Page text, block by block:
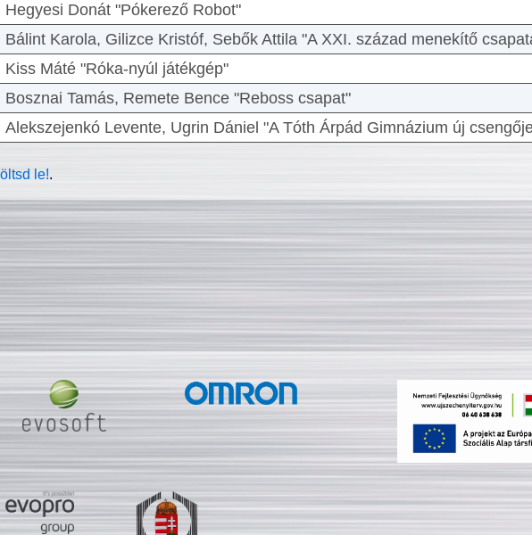
Hegyesi Donát "Pókerező Robot"
Bálint Karola, Gilizce Kristóf, Sebők Attila "A XXI. század menekítő
Kiss Máté "Róka-nyúl játékgép"
Bosznai Tamás, Remete Bence "Reboss csapat"
Alekszejenkó Levente, Ugrin Dániel "A Tóth Árpád Gimnázium új
le!.